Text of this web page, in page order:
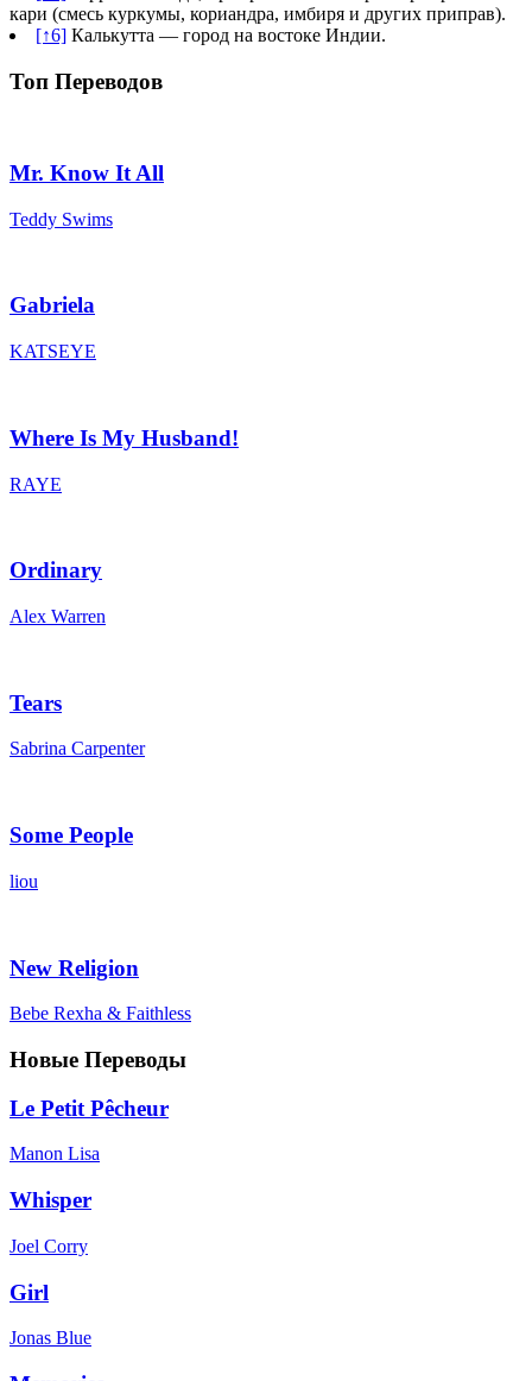
кари (смесь куркумы, кориандра, имбиря и других приправ).
[↑6] Калькутта — город на востоке Индии.
Топ Переводов
Mr. Know It All
Teddy Swims
Gabriela
KATSEYE
Where Is My Husband!
RAYE
Ordinary
Alex Warren
Tears
Sabrina Carpenter
Some People
liou
New Religion
Bebe Rexha & Faithless
Новые Переводы
Le Petit Pêcheur
Manon Lisa
Whisper
Joel Corry
Girl
Jonas Blue